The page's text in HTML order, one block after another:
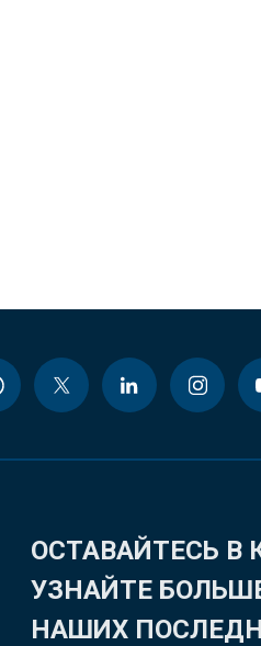
ОСТАВАЙТЕСЬ В
УЗНАЙТЕ
НАШИХ